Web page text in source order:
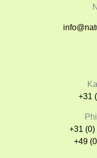
+31
+31
+49